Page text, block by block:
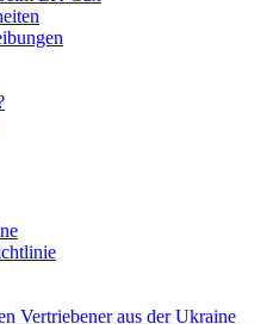
Vertriebener aus der Ukraine